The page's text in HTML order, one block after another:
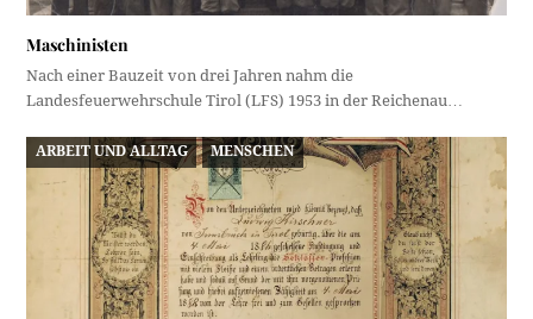
Maschinisten
Nach einer Bauzeit von drei Jahren nahm die
Landesfeuerwehrschule Tirol (LFS) 1953 in der Reichenau…
ARBEIT UND ALLTAG MENSCHEN